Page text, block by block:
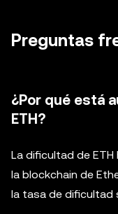
Preguntas
¿Por qué está
ETH?
La dificultad de
la blockchain de
la tasa de dificultad